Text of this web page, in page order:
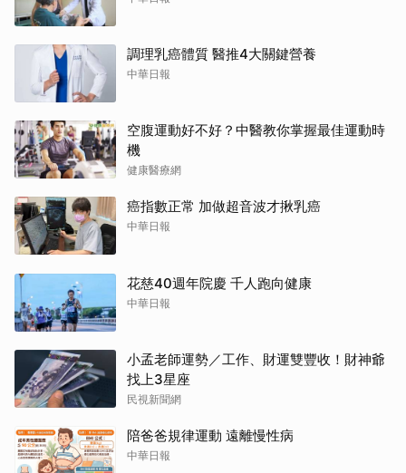
調理乳癌體質 醫推4大關鍵營養
中華日報
空腹運動好不好？中醫教你掌握最佳運動時
機
健康醫療網
癌指數正常 加做超音波才揪乳癌
中華日報
花慈40週年院慶 千人跑向健康
中華日報
小孟老師運勢／工作、財運雙豐收！財神爺
找上3星座
民視新聞網
陪爸爸規律運動 遠離慢性病
中華日報